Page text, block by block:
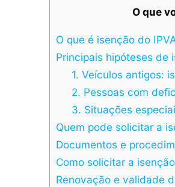
O que
O que é isenção do
Principais hipóteses de
1. Veículos antigos:
2. Pessoas com
3. Situações
Quem pode solicitar a
Documentos e
Como solicitar a
Renovação e validade